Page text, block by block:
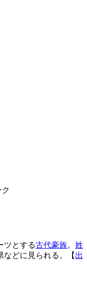
ツとする古代豪族。 姓
などに見られる。【 出